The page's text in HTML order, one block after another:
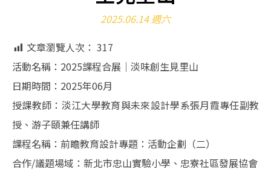
2025.06.14 週六
文章瀏覽人次： 317
活動名稱：2025課程合展｜淡味創生見里山
日期時間：2025年06月
授課教師：淡江大學教育與未來設計學系張月霞專任副教
授、游子頤兼任講師
課程名稱：前瞻教育設計專題：活動企劃（二）
合作/議題場域：新北市忠山實驗小學、忠寮社區發展協會